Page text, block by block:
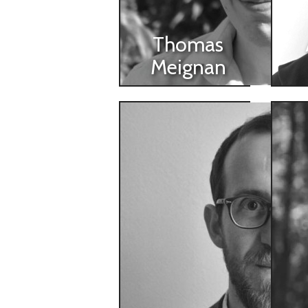
Thomas
Meignan
Maître de conférences en
STAPS, Nantes Université,
Centre Nantais de Sociologie
sylvain.dufraisse@univ-
nantes.fr
https://www.univ-
nantes.fr/sylvain-dufraisse
Dernière planche
parue :
Institut
6590